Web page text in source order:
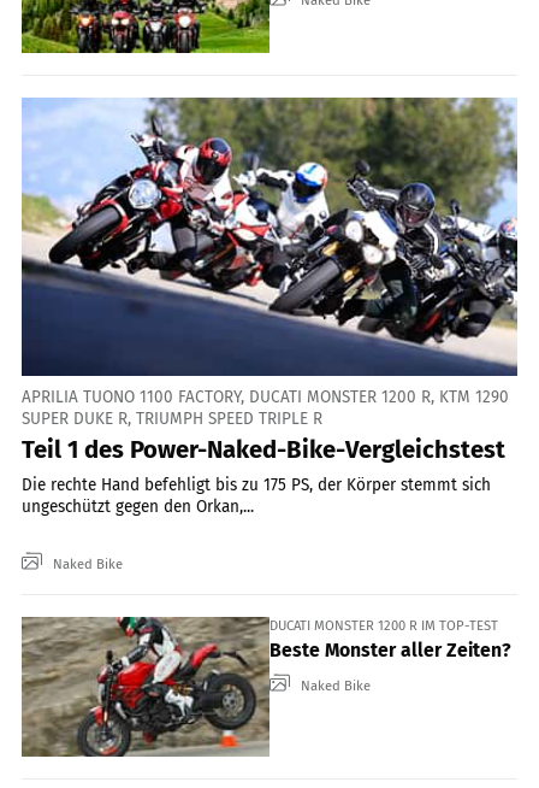
APRILIA TUONO 1100 FACTORY, DUCATI MONSTER 1200 R, KTM 1290
SUPER DUKE R, TRIUMPH SPEED TRIPLE R
Teil 1 des Power-Naked-Bike-Vergleichstest
Die rechte Hand befehligt bis zu 175 PS, der Körper stemmt sich
ungeschützt gegen den Orkan,...
Naked Bike
DUCATI MONSTER 1200 R IM TOP-TEST
Beste Monster aller Zeiten?
Naked Bike